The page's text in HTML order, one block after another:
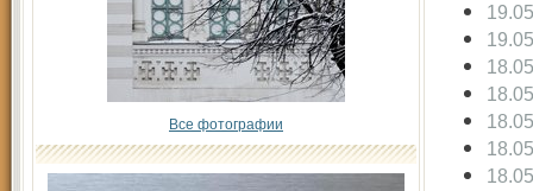
Все фотографии